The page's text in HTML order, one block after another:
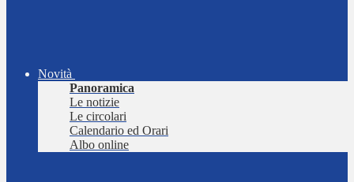
Novità
Panoramica
Le notizie
Le circolari
Calendario ed Orari
Albo online